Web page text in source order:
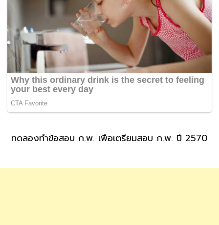
ทดลองทำข้อสอบ ก.พ. เพื่อเตรียมสอบ ก.พ. ปี 2570